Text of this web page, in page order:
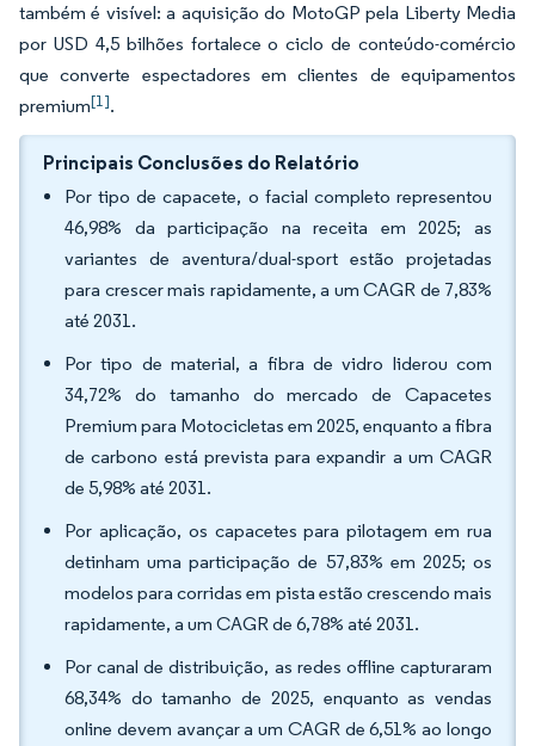
também é visível: a aquisição do MotoGP pela Liberty Media
por USD 4,5 bilhões fortalece o ciclo de conteúdo-comércio
que converte espectadores em clientes de equipamentos
premium[1].
Principais Conclusões do Relatório
Por tipo de capacete, o facial completo representou
46,98% da participação na receita em 2025; as
variantes de aventura/dual-sport estão projetadas
para crescer mais rapidamente, a um CAGR de 7,83%
até 2031.
Por tipo de material, a fibra de vidro liderou com
34,72% do tamanho do mercado de Capacetes
Premium para Motocicletas em 2025, enquanto a fibra
de carbono está prevista para expandir a um CAGR
de 5,98% até 2031.
Por aplicação, os capacetes para pilotagem em rua
detinham uma participação de 57,83% em 2025; os
modelos para corridas em pista estão crescendo mais
rapidamente, a um CAGR de 6,78% até 2031.
Por canal de distribuição, as redes offline capturaram
68,34% do tamanho de 2025, enquanto as vendas
online devem avançar a um CAGR de 6,51% ao longo